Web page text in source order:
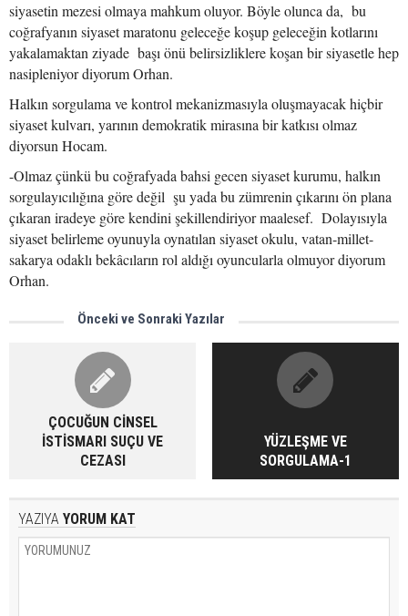
siyasetin mezesi olmaya mahkum oluyor. Böyle olunca da, bu
coğrafyanın siyaset maratonu geleceğe koşup geleceğin kotlarını
yakalamaktan ziyade başı önü belirsizliklere koşan bir siyasetle hep
nasipleniyor diyorum Orhan.
Halkın sorgulama ve kontrol mekanizmasıyla oluşmayacak hiçbir
siyaset kulvarı, yarının demokratik mirasına bir katkısı olmaz
diyorsun Hocam.
-Olmaz çünkü bu coğrafyada bahsi gecen siyaset kurumu, halkın
sorgulayıcılığına göre değil şu yada bu zümrenin çıkarını ön plana
çıkaran iradeye göre kendini şekillendiriyor maalesef. Dolayısıyla
siyaset belirleme oyunuyla oynatılan siyaset okulu, vatan-millet-
sakarya odaklı bekâcıların rol aldığı oyuncularla olmuyor diyorum
Orhan.
Önceki ve Sonraki Yazılar
ÇOCUĞUN CİNSEL
İSTİSMARI SUÇU VE
CEZASI
YÜZLEŞME VE
SORGULAMA-1
YAZIYA YORUM KAT